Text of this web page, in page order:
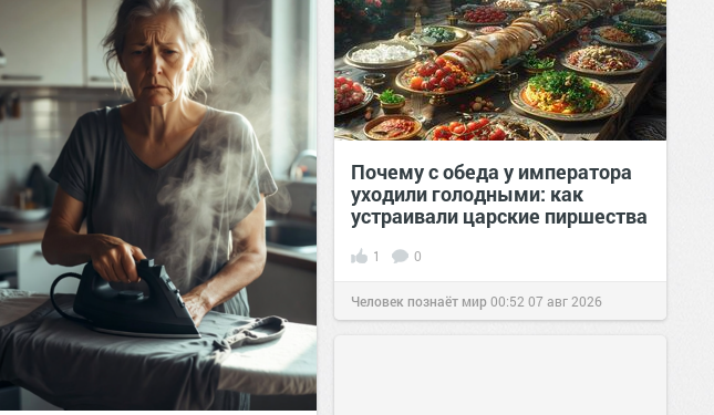
Почему с обеда у императора
уходили голодными: как
устраивали царские пиршества
1 0
Человек познаёт мир00:52 07 авг 2026